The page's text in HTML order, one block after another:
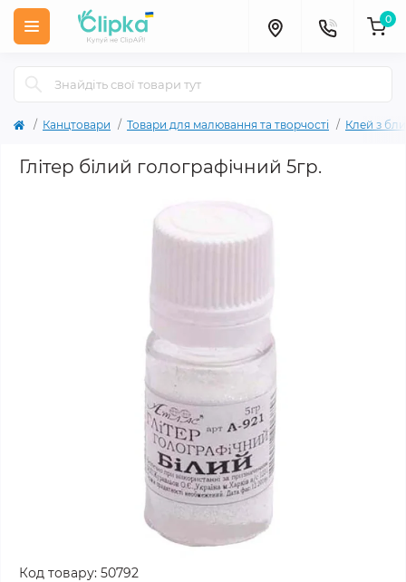
0
Канцтовари Товари для малювання та творчості Клей з
Глітер білий голографічний 5гр.
Код товару: 50792